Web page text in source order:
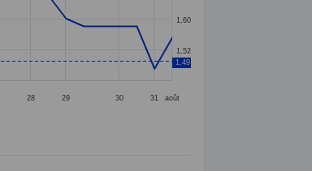
28 29 30 31 août
1,52
1,60
1,49